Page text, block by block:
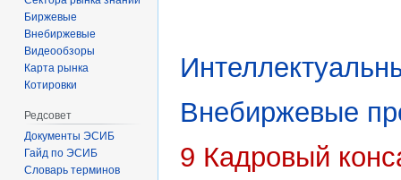
Внебиржевые
9 Кадровый
Биржевые
Внебиржевые
Видеообзоры
Карта рынка
Котировки
Редсовет
Документы ЭСИБ
Гайд по ЭСИБ
Словарь терминов